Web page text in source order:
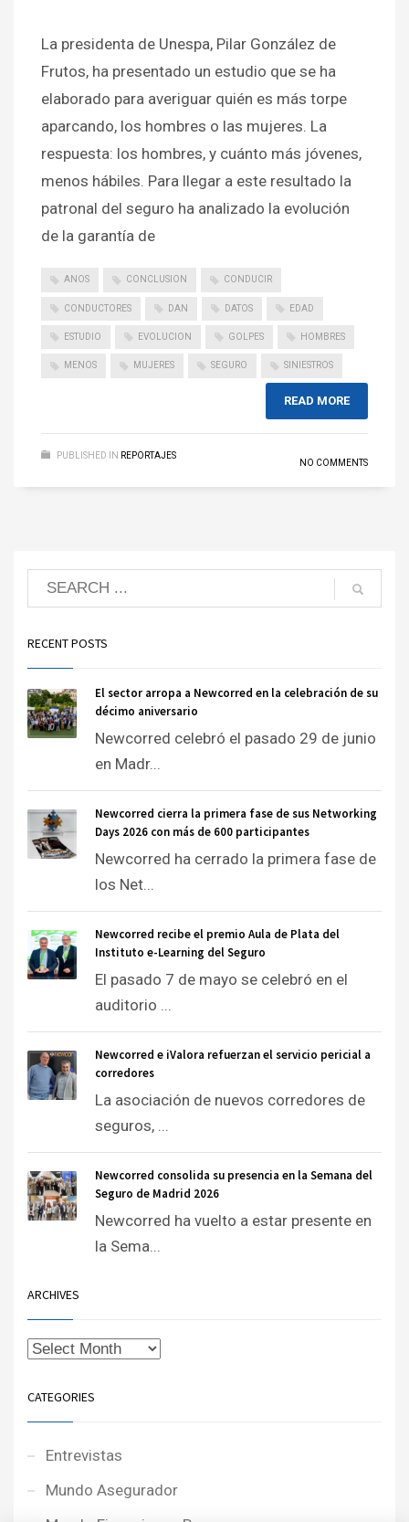
La presidenta de Unespa, Pilar González de
Frutos, ha presentado un estudio que se ha
elaborado para averiguar quién es más torpe
aparcando, los hombres o las mujeres. La
respuesta: los hombres, y cuánto más jóvenes,
menos hábiles. Para llegar a este resultado la
patronal del seguro ha analizado la evolución
de la garantía de
ANOS CONCLUSION CONDUCIR
CONDUCTORES DAN DATOS EDAD
ESTUDIO EVOLUCION GOLPES HOMBRES
MENOS MUJERES SEGURO SINIESTROS
READ MORE
PUBLISHED IN REPORTAJES
NO COMMENTS
RECENT POSTS
El sector arropa a Newcorred en la celebración de su
décimo aniversario
Newcorred celebró el pasado 29 de junio
en Madr...
Newcorred cierra la primera fase de sus Networking
Days 2026 con más de 600 participantes
Newcorred ha cerrado la primera fase de
los Net...
Newcorred recibe el premio Aula de Plata del
Instituto e-Learning del Seguro
El pasado 7 de mayo se celebró en el
auditorio ...
Newcorred e iValora refuerzan el servicio pericial a
corredores
La asociación de nuevos corredores de
seguros, ...
Newcorred consolida su presencia en la Semana del
Seguro de Madrid 2026
Newcorred ha vuelto a estar presente en
la Sema...
ARCHIVES
CATEGORIES
Entrevistas
Mundo Asegurador